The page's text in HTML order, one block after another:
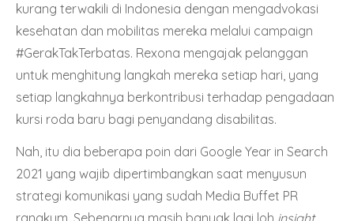
kurang terwakili di Indonesia dengan mengadvokasi
kesehatan dan mobilitas mereka melalui campaign
#GerakTakTerbatas. Rexona mengajak pelanggan
untuk menghitung langkah mereka setiap hari, yang
setiap langkahnya berkontribusi terhadap pengadaan
kursi roda baru bagi penyandang disabilitas.
Nah, itu dia beberapa poin dari Google Year in Search
2021 yang wajib dipertimbangkan saat menyusun
strategi komunikasi yang sudah Media Buffet PR